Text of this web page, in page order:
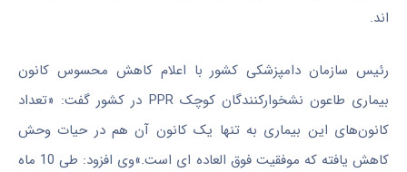
اند.
رئیس سازمان دامپزشکی کشور با اعلام کاهش محسوس کانون
بیماری طاعون نشخوارکنندگان کوچک PPR در کشور گفت: «تعداد
کانون‌های این بیماری به تنها یک کانون آن هم در حیات وحش
کاهش یافته که موفقیت فوق العاده ای است.»
وی افزود: طی 10 ماه